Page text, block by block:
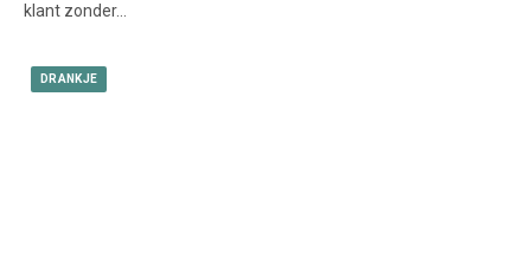
klant zonder…
DRANKJE